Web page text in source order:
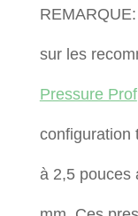
sur les
Pressure Prof
configuration
à 2,5 pouces